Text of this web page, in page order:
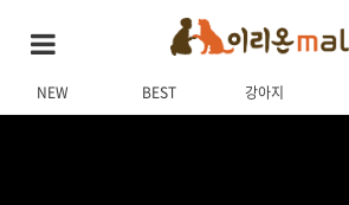
NEW BEST 강아지